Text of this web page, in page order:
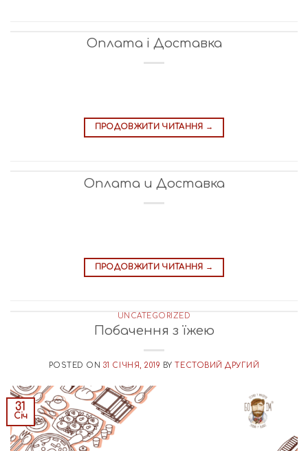
Оплата і Доставка
ПРОДОВЖИТИ ЧИТАННЯ →
Оплата и Доставка
ПРОДОВЖИТИ ЧИТАННЯ →
UNCATEGORIZED
Побачення з їжею
POSTED ON 31 СІЧНЯ, 2019 BY ТЕСТОВИЙ ДРУГИЙ
31
Січ